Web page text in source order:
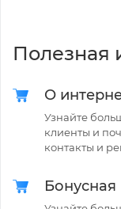
Полезная
О
Узнайте
клиенты и
контакты и